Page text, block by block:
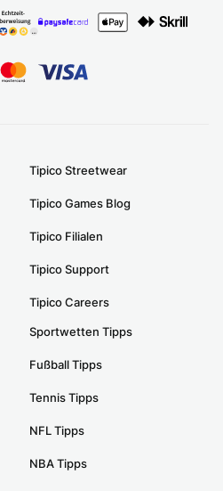
Tipico Streetwear
Tipico Games Blog
Tipico Filialen
Tipico Support
Tipico Careers
Sportwetten Tipps
Fußball Tipps
Tennis Tipps
NFL Tipps
NBA Tipps